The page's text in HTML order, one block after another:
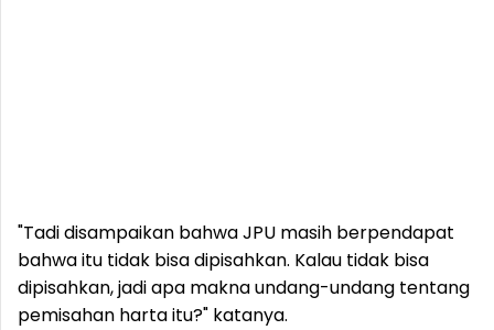
"Tadi disampaikan bahwa JPU masih berpendapat
bahwa itu tidak bisa dipisahkan. Kalau tidak bisa
dipisahkan, jadi apa makna undang-undang tentang
pemisahan harta itu?" katanya.